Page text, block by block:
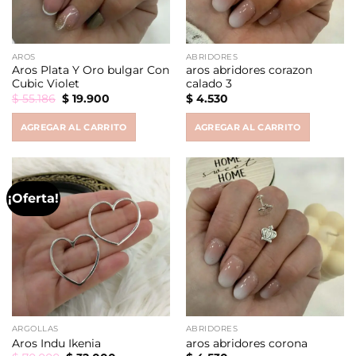
AROS
Aros Plata Y Oro bulgar Con
Cubic Violet
$55.186 Original
price
$ 55.186.
$19.900Current
$ 19.900.
AGREGAR AL CARRITO
ABRIDORES
aros abridores corazon
calado 3
$4.530
AGREGAR AL CARRITO
¡Oferta!
ARGOLLAS
Aros Indu Ikenia
ABRIDORES
aros abridores corona